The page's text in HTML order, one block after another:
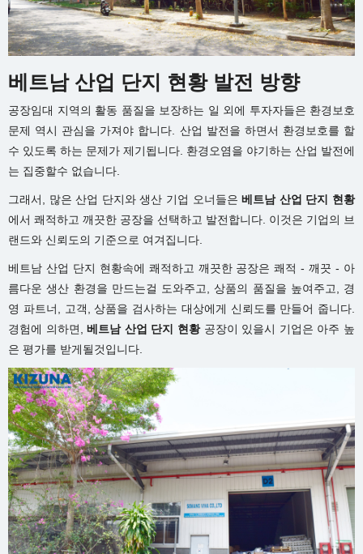
베트남 산업 단지 현황 발전 방향
공장임대 지역의 활동 품질을 보장하는 일 외에 투자자들은 환경보호
문제 역시 관심을 가져야 합니다. 산업 발전을 하면서 환경보호를 할
수 있도록 하는 문제가 제기됩니다. 환경오염을 야기하는 산업 발전에
는 집중할수 없습니다.
그래서, 많은 산업 단지와 생산 기업 오너들은베트남 산업 단지 현황
에서 쾌적하고 깨끗한 공장을 선택하고 발전합니다. 이것은 기업의 브
랜드와 신뢰도의 기준으로 여겨집니다.
베트남 산업 단지 현황속에 쾌적하고 깨끗한 공장은 쾌적 - 깨끗 - 아
름다운 생산 환경을 만드는걸 도와주고, 상품의 품질을 높여주고, 경
영 파트너, 고객, 상품을 검사하는 대상에게 신뢰도를 만들어 줍니다.
경험에 의하면,베트남 산업 단지 현황공장이 있을시 기업은 아주 높
은 평가를 받게될것입니다.